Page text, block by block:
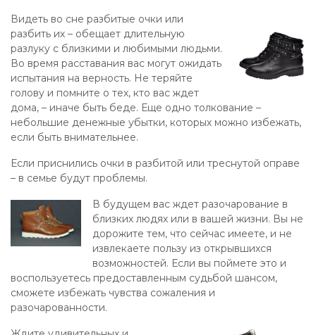
Видеть во сне разбитые очки или
разбить их – обещает длительную
разлуку с близкими и любимыми людьми.
Во время расставания вас могут ожидать
испытания на верность. Не теряйте
голову и помните о тех, кто вас ждет
дома, – иначе быть беде. Еще одно толкование –
небольшие денежные убытки, которых можно избежать,
если быть внимательнее.
Если приснились очки в разбитой или треснутой оправе
– в семье будут проблемы.
В будущем вас ждет разочарование в
близких людях или в вашей жизни. Вы не
дорожите тем, что сейчас имеете, и не
извлекаете пользу из открывшихся
возможностей. Если вы поймете это и
воспользуетесь предоставленным судьбой шансом,
сможете избежать чувства сожаления и
разочарованности.